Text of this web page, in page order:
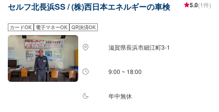
ト※[特典２]ボックスティッシュ１０箱[特典３]はっ水洗車無料実施（外装の
回分）※一般価格よりの値引きとなります。≪車検価格≫-軽自動車-ー（ウェ
イク,ライフなど）車検基本料22,000円各種法定料金合計25,940円---------------
--------------------------→[合計]47,940円-小型自動車(〜1,000kg)-ー（コルト,ミラ
ジーノなど）車検基本料22,000円各種法定料金合計35,850円----------------------
-------------------→[合計]57,850円-中型自動車(1,001〜1,500kg)-ー（シエンタ,
ヴェゼルなど）車検基本料22,000円各種法定料金合計44,050円-------------------
----------------------→[合計]66,050円-大型自動車(1,501〜2,000kg)-ー（レクサス
------------------------→[合計]74,250円≪注意事項≫・記載してある車種はあくま
セルフ北長浜SS / (株)西日本エネルギーの車検 5.0(1件)
カードOK 電子マネーOK QR決済OK
滋賀県長浜市細江町3-1
9:00 ~ 18:00
年中無休